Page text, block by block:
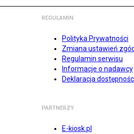
REGULAMIN
Polityka Prywatności
Zmiana ustawień zgód
Regulamin serwisu
Informacje o nadawcy
Deklaracja
PARTNERZY
E-kiosk.pl